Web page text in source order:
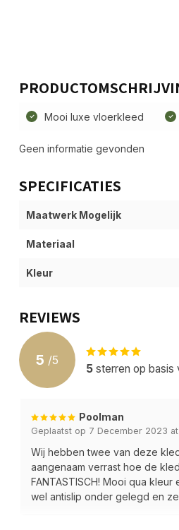
Mooi luxe vloerkleed
Geen informatie gevonden
SPECIFICATIES
Maatwerk Mogelijk
Materiaal
Kleur
REVIEWS
5 /5
5 sterren op basis
Poolman
Geplaatst op 7 December 2023 at
Wij hebben twee van deze
aangenaam verrast hoe de
FANTASTISCH! Mooi qua
wel antislip onder gelegd en